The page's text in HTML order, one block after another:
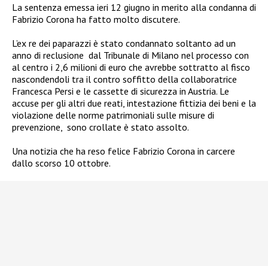
La sentenza emessa ieri 12 giugno in merito alla condanna di
Fabrizio Corona ha fatto molto discutere.
L’ex re dei paparazzi è stato condannato soltanto ad un
anno di reclusione dal Tribunale di Milano nel processo con
al centro i 2,6 milioni di euro che avrebbe sottratto al fisco
nascondendoli tra il contro soffitto della collaboratrice
Francesca Persi e le cassette di sicurezza in Austria. Le
accuse per gli altri due reati, intestazione fittizia dei beni e la
violazione delle norme patrimoniali sulle misure di
prevenzione, sono crollate è stato assolto.
Una notizia che ha reso felice Fabrizio Corona in carcere
dallo scorso 10 ottobre.